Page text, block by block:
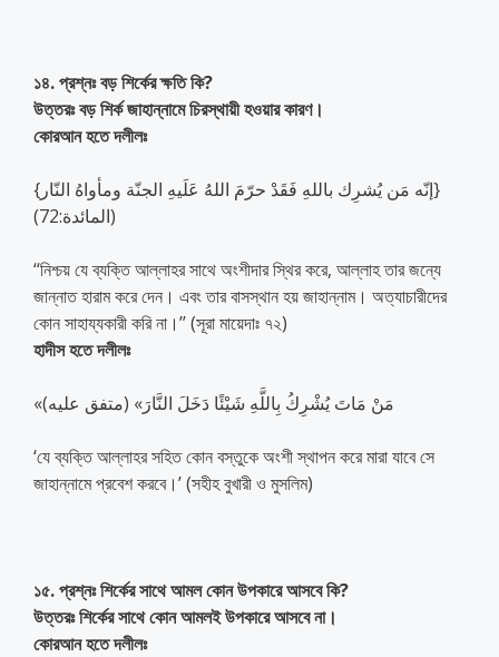
১৪. প্রশ্নঃ বড় শির্কের ক্ষতি কি?
উত্তরঃ বড় শির্ক জাহান্নামে চিরস্থায়ী হওয়ার কারণ।
কোরআন হতে দলীলঃ
{إنّه مَن يُشرِك باللهِ فَقَدْ حرّمَ اللهُ عَلَيهِ الجنّة ومأواهُ النّار}
(المائدة:72)
‘‘নিশ্চয় যে ব্যক্তি আল্লাহর সাথে অংশীদার স্থির করে, আল্লাহ তার জন্যে
জান্নাত হারাম করে দেন। এবং তার বাসস্থান হয় জাহান্নাম। অত্যাচারীদের
কোন সাহায্যকারী করি না।’’ (সূরা মায়েদাঃ ৭২)
হাদীস হতে দলীলঃ
«مَنْ مَاتَ يُشْرِكُ بِاللَّهِ شَيْئًا دَخَلَ النَّارَ» (متفق عليه)
‘যে ব্যক্তি আল্লাহর সহিত কোন বস্তুকে অংশী স্থাপন করে মারা যাবে সে
জাহান্নামে প্রবেশ করবে।’ (সহীহ বুখারী ও মুসলিম)
১৫. প্রশ্নঃ শির্কের সাথে আমল কোন উপকারে আসবে কি?
উত্তরঃ শির্কের সাথে কোন আমলই উপকারে আসবে না।
কোরআন হতে দলীলঃ